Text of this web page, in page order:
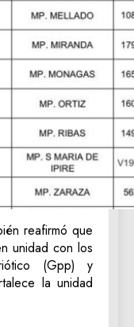
reafirmó que
unidad con los
(Gpp) y
la unidad